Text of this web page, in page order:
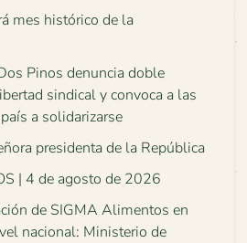
mes histórico de la
Pinos denuncia doble
sindical y convoca a las
a solidarizarse
presidenta de la República
| 4 de agosto de 2026
de SIGMA Alimentos en
nacional: Ministerio de